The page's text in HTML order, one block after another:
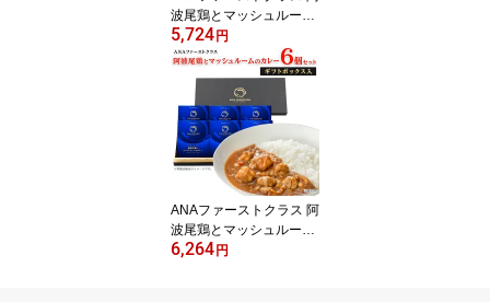
波尾鶏とマッシュルーム
のカレー 6個セット 中辛
レトルトカレー セット
高級 食品 ご当地 詰め合
わせ 飛行機 高級ギフト
プレゼント お礼 誕生日
手土産 ギフト グルメ 還
暦祝い
5,724 円
ANAファーストクラス 阿
波尾鶏とマッシュルーム
のカレー 6個セット ギフ
6,264 円